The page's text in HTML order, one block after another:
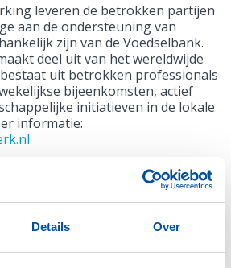
Details Over
leveren de betrokken partijen
aan de ondersteuning van
zijn van de Voedselbank.
deel uit van het wereldwijde
uit betrokken professionals
bijeenkomsten, actief
initiatieven in de lokale
informatie: